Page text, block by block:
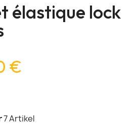
élastique lock
€
7 Artikel